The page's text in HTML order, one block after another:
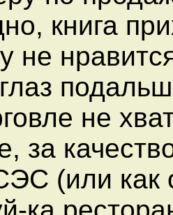
книга
не
глаз
не
за
(или как